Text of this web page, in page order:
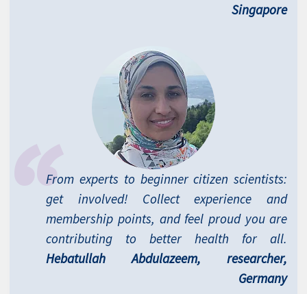
Singapore
From experts to beginner citizen scientists:
get involved! Collect experience and
membership points, and feel proud you are
contributing to better health for all.
Hebatullah Abdulazeem, researcher,
Germany